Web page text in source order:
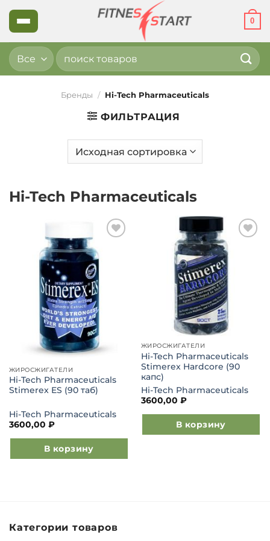
Skip
0
Искать:
Бренды / Hi-Tech Pharmaceuticals
ФИЛЬТРАЦИЯ
Hi-Tech Pharmaceuticals
Добавить
в список
желаний
ЖИРОСЖИГАТЕЛИ
Hi-Tech Pharmaceuticals
Stimerex ES (90 таб)
Hi-Tech Pharmaceuticals
3600,00 ₽
В корзину
Добавить
в список
желаний
ЖИРОСЖИГАТЕЛИ
Hi-Tech Pharmaceuticals
Stimerex Hardcore (90
капс)
Hi-Tech Pharmaceuticals
3600,00 ₽
В корзину
Категории товаров